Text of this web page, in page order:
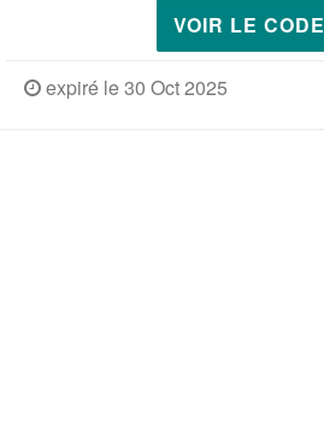
VOIR LE CODE
expiré le 30 Oct 2025